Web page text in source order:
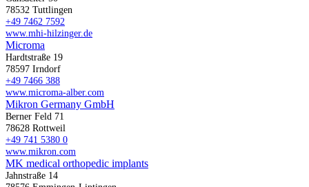
78532 Tuttlingen
+49 7462 7592
www.mhi-hilzinger.de
Microma
Hardtstraße 19
78597 Irndorf
+49 7466 388
www.microma-alber.com
Mikron Germany GmbH
Berner Feld 71
78628 Rottweil
+49 741 5380 0
www.mikron.com
MK medical orthopedic implants
Jahnstraße 14